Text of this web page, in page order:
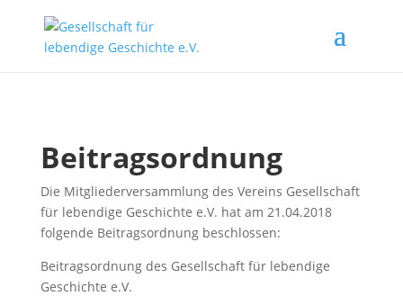
Beitragsordnung
Die Mitgliederversammlung des Vereins Gesellschaft
für lebendige Geschichte e.V. hat am 21.04.2018
folgende Beitragsordnung beschlossen:
Beitragsordnung des Gesellschaft für lebendige
Geschichte e.V.